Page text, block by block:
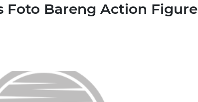
Foto Bareng Action Figure